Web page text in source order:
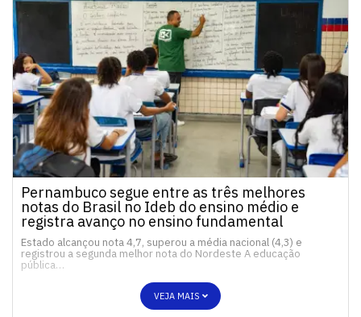
Pernambuco segue entre as três melhores
notas do Brasil no Ideb do ensino médio e
registra avanço no ensino fundamental
Estado alcançou nota 4,7, superou a média nacional (4,3) e
registrou a segunda melhor nota do Nordeste A educação
pública…
VEJA MAIS